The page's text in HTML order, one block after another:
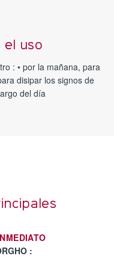
el uso
: • por la mañana, para
disipar los signos de
del día
: